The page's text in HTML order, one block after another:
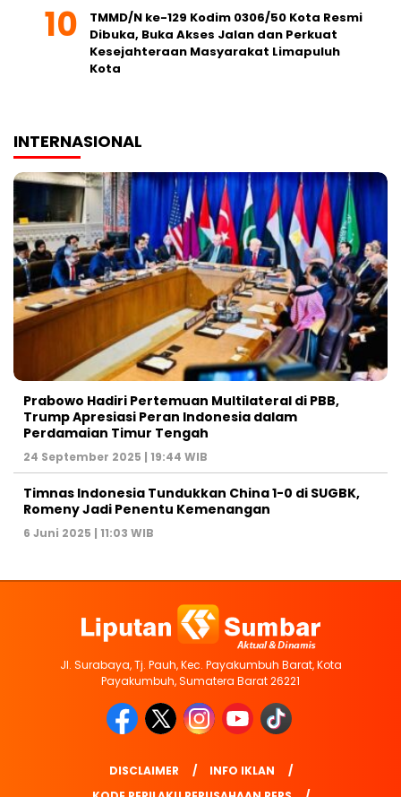
TMMD/N ke-129 Kodim 0306/50 Kota Resmi
Dibuka, Buka Akses Jalan dan Perkuat
Kesejahteraan Masyarakat Limapuluh
Kota
INTERNASIONAL
Prabowo Hadiri Pertemuan Multilateral di PBB,
Trump Apresiasi Peran Indonesia dalam
Perdamaian Timur Tengah
24 September 2025 | 19:44 WIB
Timnas Indonesia Tundukkan China 1-0 di SUGBK,
Romeny Jadi Penentu Kemenangan
6 Juni 2025 | 11:03 WIB
Jl. Surabaya, Tj. Pauh, Kec. Payakumbuh Barat, Kota
Payakumbuh, Sumatera Barat 26221
DISCLAIMER
INFO IKLAN